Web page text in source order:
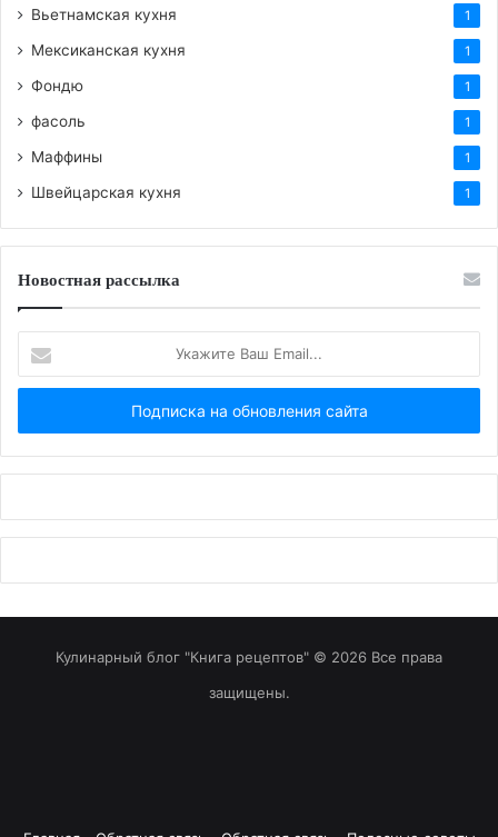
Вьетнамская кухня 1
Мексиканская кухня 1
Фондю 1
фасоль 1
Маффины 1
Швейцарская кухня 1
Новостная рассылка
Ваш
Email...
Кулинарный блог "Книга рецептов" © 2026 Все права
защищены.